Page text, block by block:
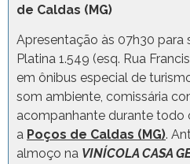
de Caldas (MG)
Apresentação às 07h30 para
Platina 1.549 (esq. Rua
em ônibus especial de
som ambiente, comissária
acompanhante durante todo
a Poços de Caldas (MG).
almoço na VINÍCOLA CASA